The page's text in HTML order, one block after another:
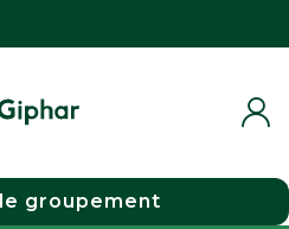
groupement